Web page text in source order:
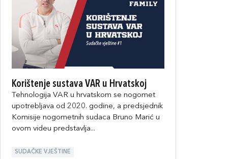
Korištenje sustava VAR u Hrvatskoj
Tehnologija VAR u hrvatskom se nogomet
upotrebljava od 2020. godine, a predsjednik
Komisije nogometnih sudaca Bruno Marić u
ovom videu predstavlja...
SUDAČKE VJEŠTINE